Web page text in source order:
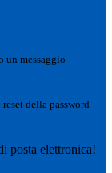
un messaggio
della password
posta elettronica!